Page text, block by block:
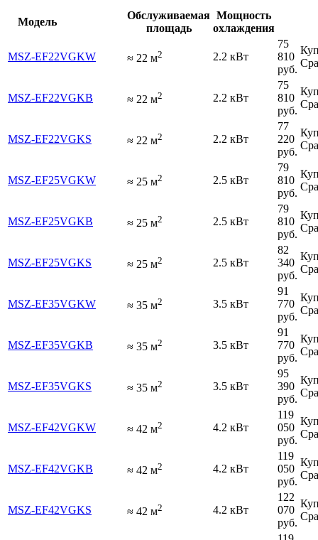
Модель
Обслуживаемая
площадь
Мощность
охлаждения
MSZ-EF22VGKW ≈ 22 м2 2.2 кВт
75
810
руб.
MSZ-EF22VGKB ≈ 22 м2 2.2 кВт
75
810
руб.
MSZ-EF22VGKS ≈ 22 м2 2.2 кВт
77
220
руб.
MSZ-EF25VGKW ≈ 25 м2 2.5 кВт
79
810
руб.
MSZ-EF25VGKB ≈ 25 м2 2.5 кВт
79
810
руб.
MSZ-EF25VGKS ≈ 25 м2 2.5 кВт
82
340
руб.
MSZ-EF35VGKW ≈ 35 м2 3.5 кВт
91
770
руб.
MSZ-EF35VGKB ≈ 35 м2 3.5 кВт
91
770
руб.
MSZ-EF35VGKS ≈ 35 м2 3.5 кВт
95
390
руб.
MSZ-EF42VGKW ≈ 42 м2 4.2 кВт
119
050
руб.
MSZ-EF42VGKB ≈ 42 м2 4.2 кВт
119
050
руб.
MSZ-EF42VGKS ≈ 42 м2 4.2 кВт
122
070
руб.